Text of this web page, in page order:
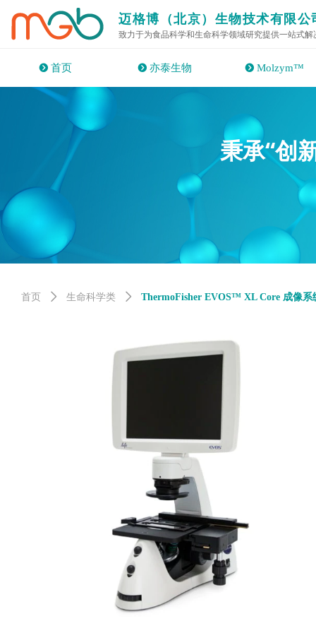
뀹 首页 뀹 亦泰生物 뀹 Molzym™
迈格博（北京）生物技术有限公
致力于为食品科学和生命科学领域研究提供一站式解
秉承“创
首页 ꄲ 生命科学类 ꄲ ThermoFisher EVOS™ XL Core 成像系